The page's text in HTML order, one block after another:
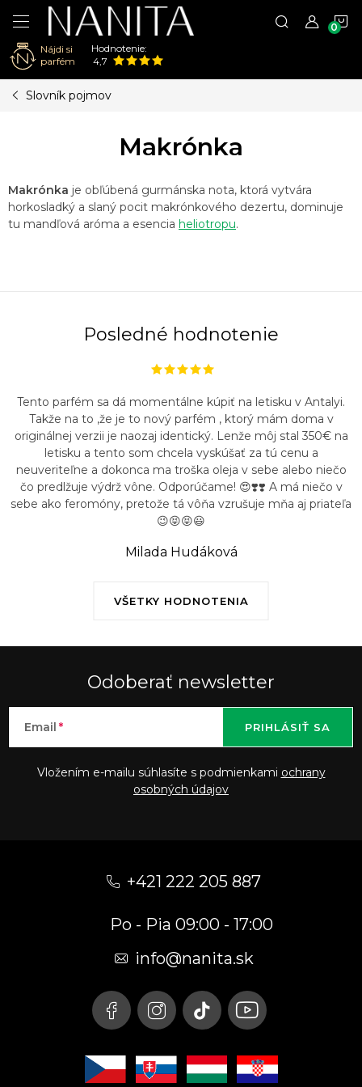
Nájdi si
parfém
Hodnotenie:
4,7
Slovník pojmov
Makrónka
Makrónka je obľúbená gurmánska nota, ktorá vytvára
horkosladký a slaný pocit makrónkového dezertu, dominuje
tu mandľová aróma a esencia heliotropu.
Posledné hodnotenie
VŠETKY HODNOTENIA
Tento parfém sa dá momentálne kúpiť na letisku v Antalyi.
Takže na to ,že je to nový parfém , ktorý mám doma v
originálnej verzii je naozaj identický. Lenže môj stal 350€ na
letisku a tento som chcela vyskúšať za tú cenu a
neuveriteľne a dokonca ma troška oleja v sebe alebo niečo
čo predlžuje výdrž vône. Odporúčame! 😍❣️❣️ A má niečo v
sebe ako feromóny, pretože tá vôňa vzrušuje mňa aj priateľa
😉😝😝😃
Milada Hudáková
Odoberať newsletter
Email
Vložením e-mailu súhlasíte s podmienkami ochrany
osobných údajov
PRIHLÁSIŤ SA
+421 222 205 887
Po - Pia 09:00 - 17:00
info@nanita.sk